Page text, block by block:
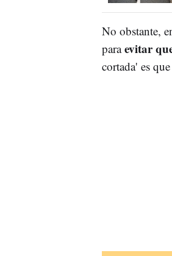
No obstante,
paraevitar
cortada' es